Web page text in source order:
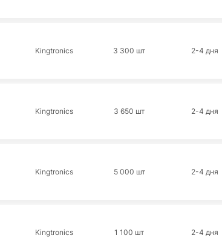
Kingtronics 3 300 шт 2-4 дня
Kingtronics 3 650 шт 2-4 дня
Kingtronics 5 000 шт 2-4 дня
Kingtronics 1 100 шт 2-4 дня